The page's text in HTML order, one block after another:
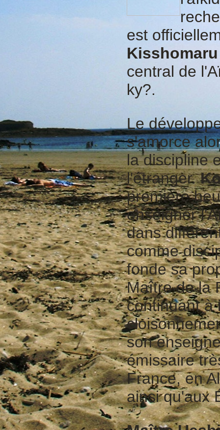
est
central de
ky?.
Le
s'amorce
la discipline
l'étranger.
première
enseigner
dans
comme
fonde sa
Maître de la
continuant à
son
émissaire
France, en
ainsi qu'aux